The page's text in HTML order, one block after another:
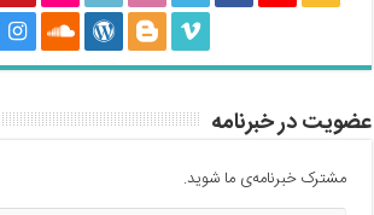
عضویت در خبرنامه
مشترک خبرنامه‌ی ما شوید.